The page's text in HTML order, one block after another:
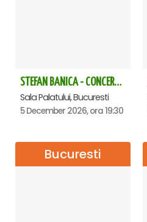
STEFAN BANICA - CONCERT EXTRAORDINAR DE CRĂCIUN 2026
Sala Palatului, Bucuresti
5 December 2026, ora 19:30
Bucuresti